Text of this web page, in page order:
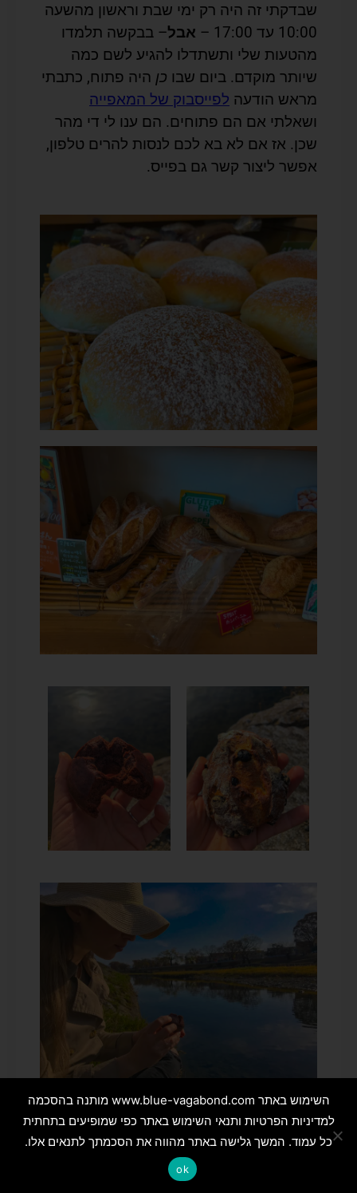
שבדקתי זה היה רק ימי שבת וראשון מהשעה
10:00 עד 17:00 –
אבל– בבקשה תלמדו
מהטעות שלי ותשתדלו להגיע לשם כמה
שיותר מוקדם. ביום שבו כן היה פתוח, כתבתי
מראש הודעה לפייסבוק של המאפייה
ושאלתי אם הם פתוחים. הם ענו לי די מהר
שכן. אז אם לא בא לכם לנסות להרים טלפון,
אפשר ליצור קשר גם בפייס.
השימוש באתר www.blue-vagabond.com מותנה בהסכמה
למדיניות הפרטיות ותנאי השימוש באתר כפי שמופיעים בתחתית
כל עמוד. המשך גלישה באתר מהווה את הסכמתך לתנאים אלו.
ok